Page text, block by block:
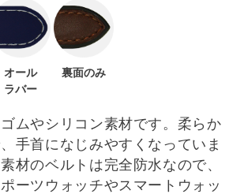
オール
ラバー
裏面のみ
ムやシリコン素材です。柔らか
手首になじみやすくなっていま
材のベルトは完全防水なので、
ーツウォッチやスマートウォッ